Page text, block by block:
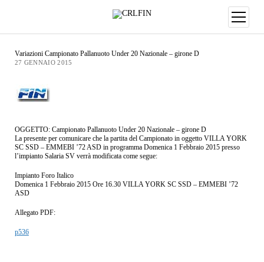
Variazioni Campionato Pallanuoto Under 20 Nazionale – girone D
27 GENNAIO 2015
OGGETTO: Campionato Pallanuoto Under 20 Nazionale – girone D
La presente per comunicare che la partita del Campionato in oggetto VILLA YORK
SC SSD – EMMEBI ’72 ASD in programma Domenica 1 Febbraio 2015 presso
l’impianto Salaria SV verrà modificata come segue:
Impianto Foro Italico
Domenica 1 Febbraio 2015 Ore 16.30 VILLA YORK SC SSD – EMMEBI ’72
ASD
Allegato PDF:
p536